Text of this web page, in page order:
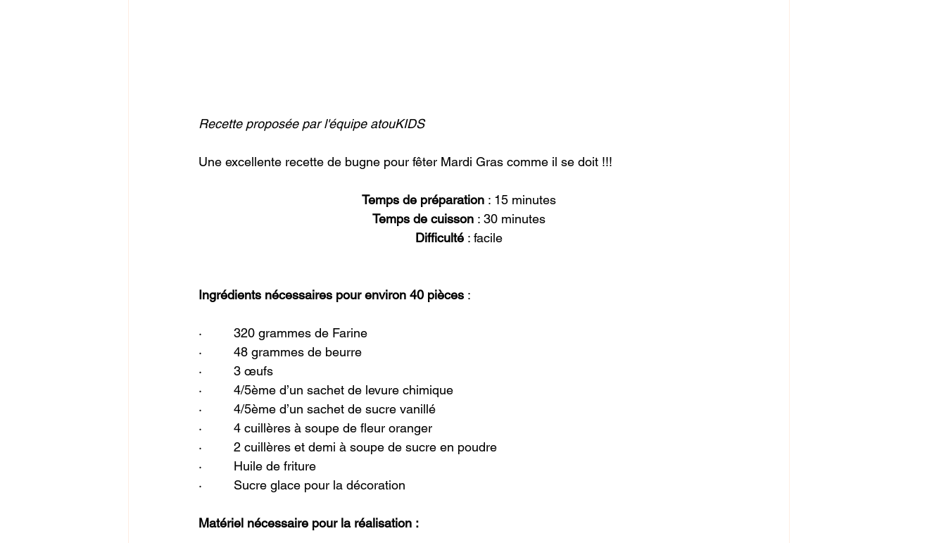
Recette proposée par l'équipe atouKIDS
Une excellente recette de bugne pour fêter Mardi Gras comme il se doit !!!
Temps de préparation : 15 minutes
Temps de cuisson : 30 minutes
Difficulté : facile
Ingrédients nécessaires pour environ 40 pièces :
·         320 grammes de Farine
·         48 grammes de beurre
·         3 œufs
·         4/5ème d’un sachet de levure chimique
·         4/5ème d’un sachet de sucre vanillé
·         4 cuillères à soupe de fleur oranger
·         2 cuillères et demi à soupe de sucre en poudre
·         Huile de friture
·         Sucre glace pour la décoration
Matériel nécessaire pour la réalisation :